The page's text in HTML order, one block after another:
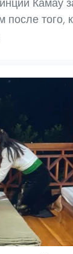
Камау
после того,